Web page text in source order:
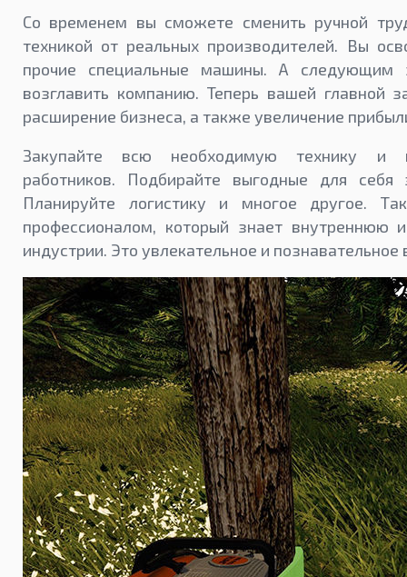
Со временем вы сможете сменить ручной
техникой от реальных производителей. Вы
прочие специальные машины. А следующим
возглавить компанию. Теперь вашей главной
расширение бизнеса, а также увеличение
Закупайте всю необходимую технику и
работников. Подбирайте выгодные для себя
Планируйте логистику и многое другое.
профессионалом, который знает внутреннюю
индустрии. Это увлекательное и